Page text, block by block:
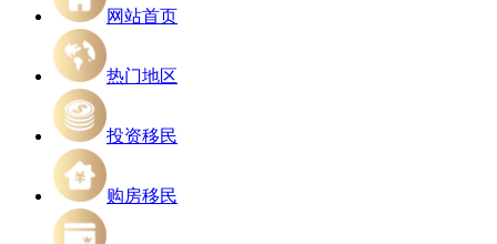
网站首页
热门地区
投资移民
购房移民